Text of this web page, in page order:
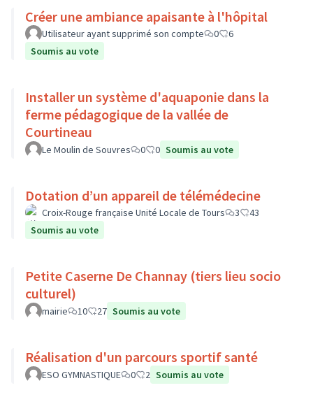
Créer une ambiance apaisante à l'hôpital
Utilisateur ayant supprimé son compte 0
6
Soumis au vote
Installer un système d'aquaponie dans la
ferme pédagogique de la vallée de
Courtineau
Le Moulin de Souvres 0 0 Soumis au vote
Dotation d’un appareil de télémédecine
Croix-Rouge française Unité Locale de Tours 3
43
Soumis au vote
Petite Caserne De Channay (tiers lieu socio
culturel)
mairie 10 27 Soumis au vote
Réalisation d'un parcours sportif santé
ESO GYMNASTIQUE 0 2 Soumis au vote